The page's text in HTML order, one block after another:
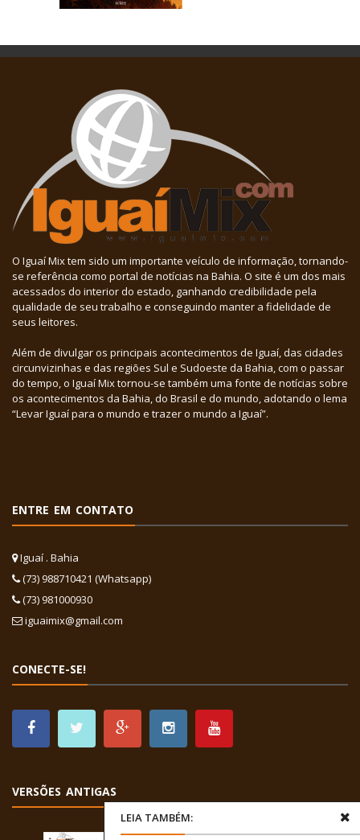
LEIA TAMBÉM:
O Iguaí Mix tem sido um importante veículo de informação, tornando-
se referência como portal de notícias na Bahia. O site é um dos mais
acessados do interior do estado, ganhando credibilidade pela
qualidade de seu trabalho e conseguindo manter a fidelidade de
seus leitores.
Além de divulgar os principais acontecimentos de Iguaí, das cidades
circunvizinhas e das regiões Sul e Sudoeste da Bahia, com o passar
do tempo, o Iguaí Mix tornou-se também uma fonte de notícias sobre
os acontecimentos da Bahia, do Brasil e do mundo, adotando o lema
“Levar Iguaí para o mundo e trazer o mundo a Iguaí”.
ENTRE EM CONTATO
Iguaí . Bahia
(73) 988710421 (Whatsapp)
(73) 981000930
iguaimix@gmail.com
CONECTE-SE!
VERSÕES ANTIGAS